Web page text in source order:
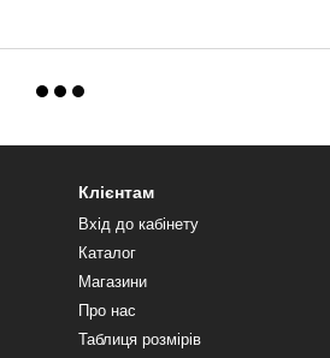
Клієнтам
Вхід до кабінету
Каталог
Магазини
Про нас
Таблиця розмірів